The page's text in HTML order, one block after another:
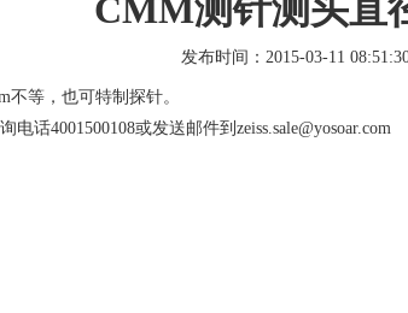
CMM测针测头直
发布时间：2015-03-11
不等，也可特制探针。
电话4001500108或发送邮件到zeiss.sale@yosoar.com